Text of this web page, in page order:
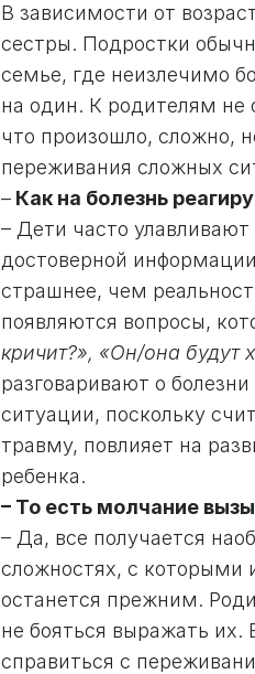
В зависимости от
сестры. Подростки
семье, где неизлечимо
на один. К родителям
что произошло, сложно,
переживания сложных
– Как на болезнь
– Дети часто
достоверной
страшнее, чем
появляются вопросы,
кричит?», «Он/она будут
разговаривают о
ситуации, поскольку
травму, повлияет на
ребенка.
– То есть молчание
– Да, все получается
сложностях, с которыми
останется прежним.
не бояться выражать их.
справиться с